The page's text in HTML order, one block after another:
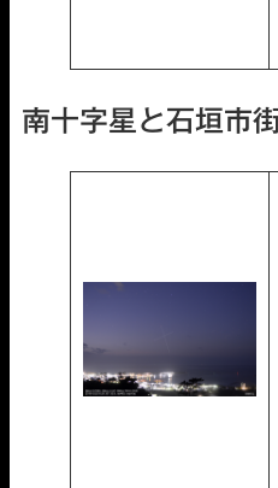
南十字星と石垣市